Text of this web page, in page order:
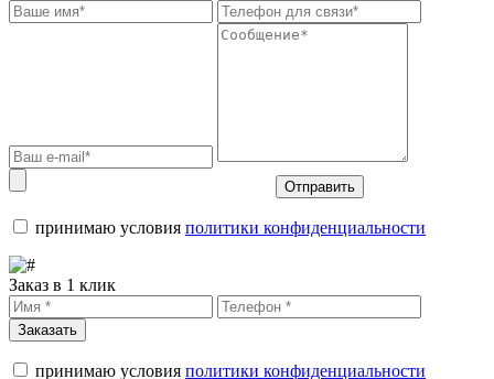
Отправить
принимаю условия политики конфиденциальности
Заказ в 1 клик
Заказать
принимаю условия политики конфиденциальности